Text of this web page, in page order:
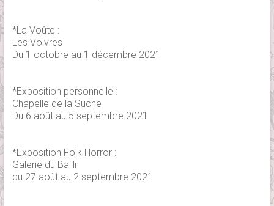
*La Voûte :
Les Voivres
Du 1 octobre au 1 décembre 2021
*Exposition personnelle :
Chapelle de la Suche
Du 6 août au 5 septembre 2021
*Exposition Folk Horror :
Galerie du Bailli
du 27 août au 2 septembre 2021